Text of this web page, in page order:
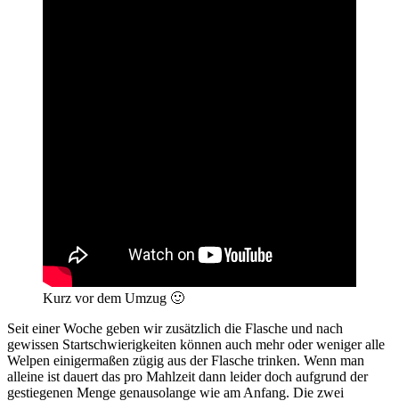
Kurz vor dem Umzug 🙂
Seit einer Woche geben wir zusätzlich die Flasche und nach
gewissen Startschwierigkeiten können auch mehr oder weniger alle
Welpen einigermaßen zügig aus der Flasche trinken. Wenn man
alleine ist dauert das pro Mahlzeit dann leider doch aufgrund der
gestiegenen Menge genausolange wie am Anfang. Die zwei